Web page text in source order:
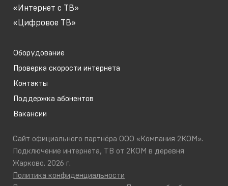
«Интернет с ТВ»
«Цифровое ТВ»
Оборудование
Проверка скорости интернета
Контакты
Поддержка абонентов
Вакансии
Сайт официального партнёра ООО «Компания 2КОМ».
Подключение интернета, ТВ от 2КОМ в деревня
Жарково. 2026 г.
Политика конфиденциальности